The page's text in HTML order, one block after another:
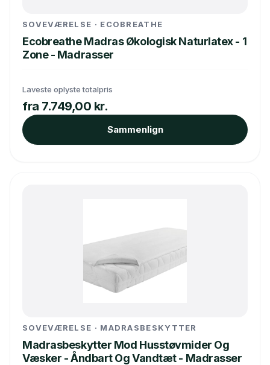
SOVEVÆRELSE · ECOBREATHE
Ecobreathe Madras Økologisk Naturlatex - 1
Zone - Madrasser
Laveste oplyste totalpris
fra 7.749,00 kr.
Sammenlign
SOVEVÆRELSE · MADRASBESKYTTER
Madrasbeskytter Mod Husstøvmider Og
Væsker - Åndbart Og Vandtæt - Madrasser